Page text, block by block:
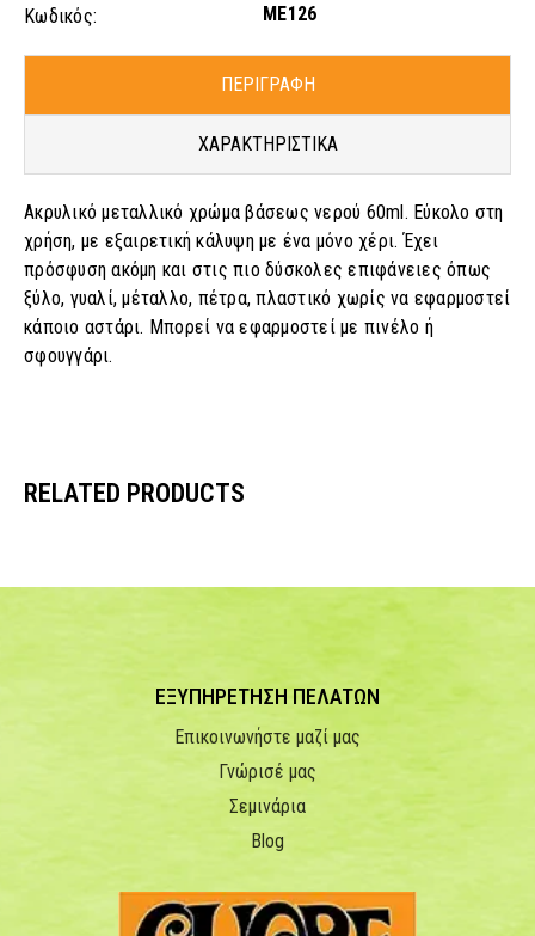
Κωδικός:
ME126
ΠΕΡΙΓΡΑΦΗ
ΧΑΡΑΚΤΗΡΙΣΤΙΚΑ
Ακρυλικό μεταλλικό χρώμα βάσεως νερού 60ml. Εύκολο στη
χρήση, με εξαιρετική κάλυψη με ένα μόνο χέρι. Έχει
πρόσφυση ακόμη και στις πιο δύσκολες επιφάνειες όπως
ξύλο, γυαλί, μέταλλο, πέτρα, πλαστικό χωρίς να εφαρμοστεί
κάποιο αστάρι. Μπορεί να εφαρμοστεί με πινέλο ή
σφουγγάρι.
RELATED PRODUCTS
ΕΞΥΠΗΡΕΤΗΣΗ ΠΕΛΑΤΩΝ
Επικοινωνήστε μαζί μας
Γνώρισέ μας
Σεμινάρια
Blog